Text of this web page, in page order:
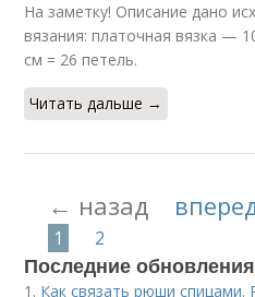
На заметку! Описание дано
вязания: платочная вязка —
см = 26 петель.
Читать дальше →
← назад
1 2
Последние
1. Как связать рюши